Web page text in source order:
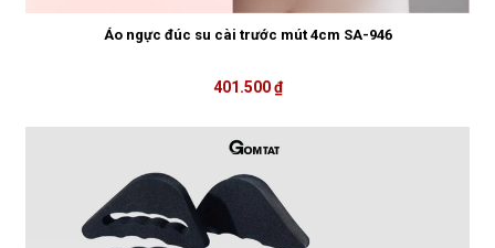
Áo ngực đúc su cài trước mút 4cm SA-946
401.500 ₫